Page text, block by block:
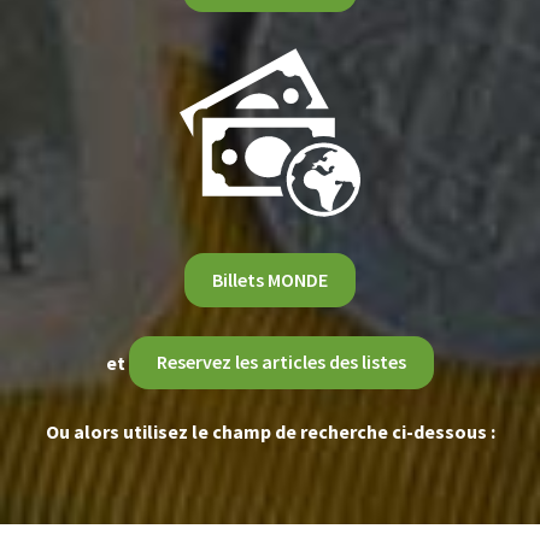
Billets MONDE
et Reservez les articles des listes
Ou alors utilisez le champ de recherche ci-dessous :